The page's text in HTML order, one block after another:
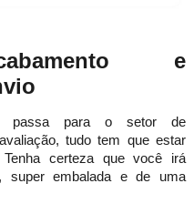
e
passa para o setor de
tudo tem que estar
Tenha certeza que você ir
super embalada e de uma